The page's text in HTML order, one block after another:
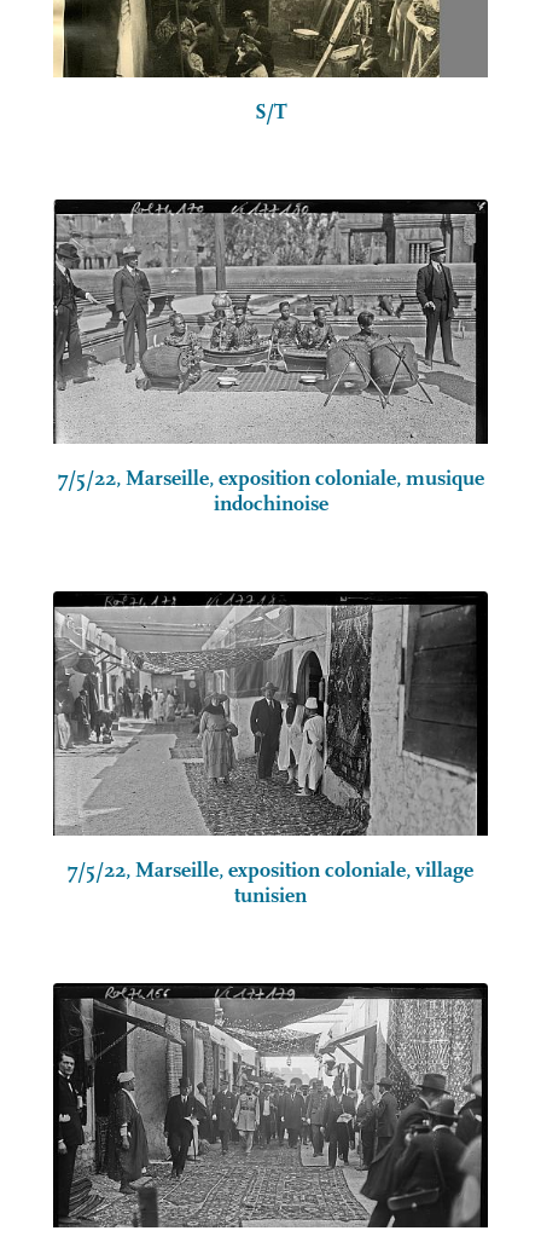
S/T
7/5/22, Marseille, exposition coloniale, musique
indochinoise
7/5/22, Marseille, exposition coloniale, village
tunisien